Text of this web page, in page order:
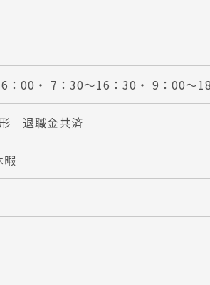
：00・ 7：30～16：30・ 9：00～
退職金共済